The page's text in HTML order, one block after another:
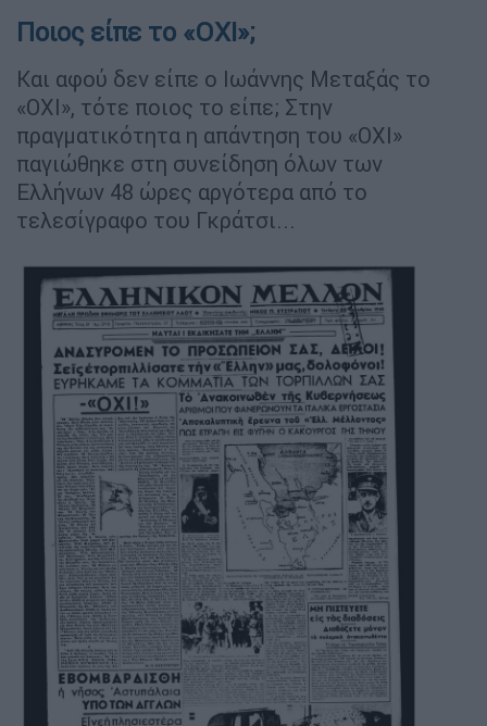
Ποιος είπε το «ΟΧΙ»;
Και αφού δεν είπε ο Ιωάννης Μεταξάς το
«ΟΧΙ», τότε ποιος το είπε; Στην
πραγματικότητα η απάντηση του «ΟΧΙ»
παγιώθηκε στη συνείδηση όλων των
Ελλήνων 48 ώρες αργότερα από το
τελεσίγραφο του Γκράτσι...